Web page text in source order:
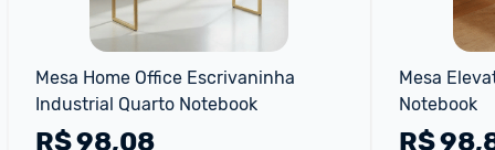
Mesa Home Office Escrivaninha
Industrial Quarto Notebook
R$98,08
Mesa
Notebook
R$